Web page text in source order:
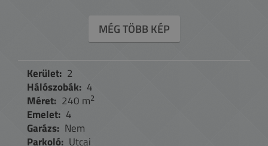
MÉG TÖBB KÉP
Kerület: 2
Hálószobák: 4
Méret: 240 m2
Emelet: 4
Garázs: Nem
Parkoló: Utcai